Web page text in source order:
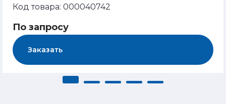
Код товара: 000040742
По запросу
Заказать